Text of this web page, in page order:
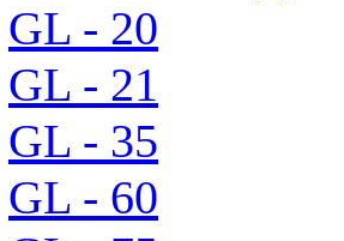
GL - 20
GL - 21
GL - 35
GL - 60